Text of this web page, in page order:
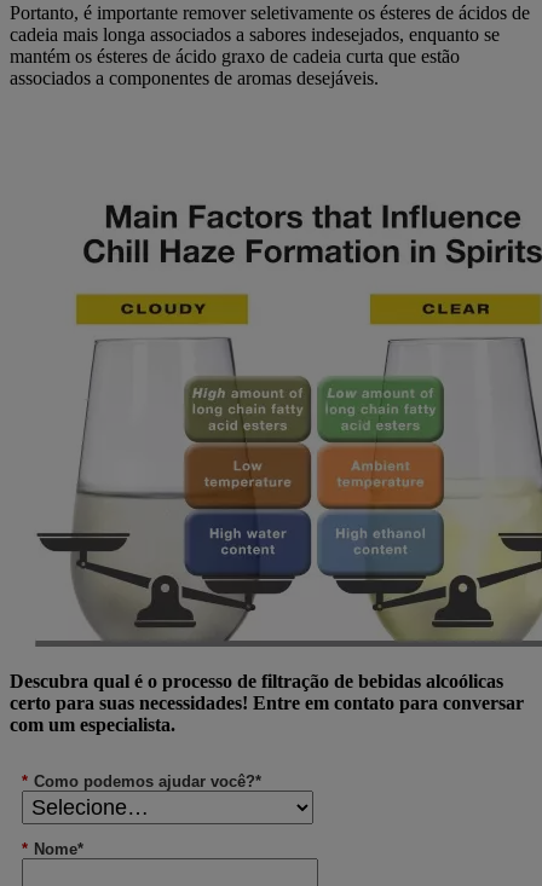
Portanto, é importante remover seletivamente os ésteres de ácidos de
cadeia mais longa associados a sabores indesejados, enquanto se
mantém os ésteres de ácido graxo de cadeia curta que estão
associados a componentes de aromas desejáveis.
Descubra qual é o processo de filtração de bebidas alcoólicas
certo para suas necessidades! Entre em contato para conversar
com um especialista.
* Como podemos ajudar você?*
* Nome*